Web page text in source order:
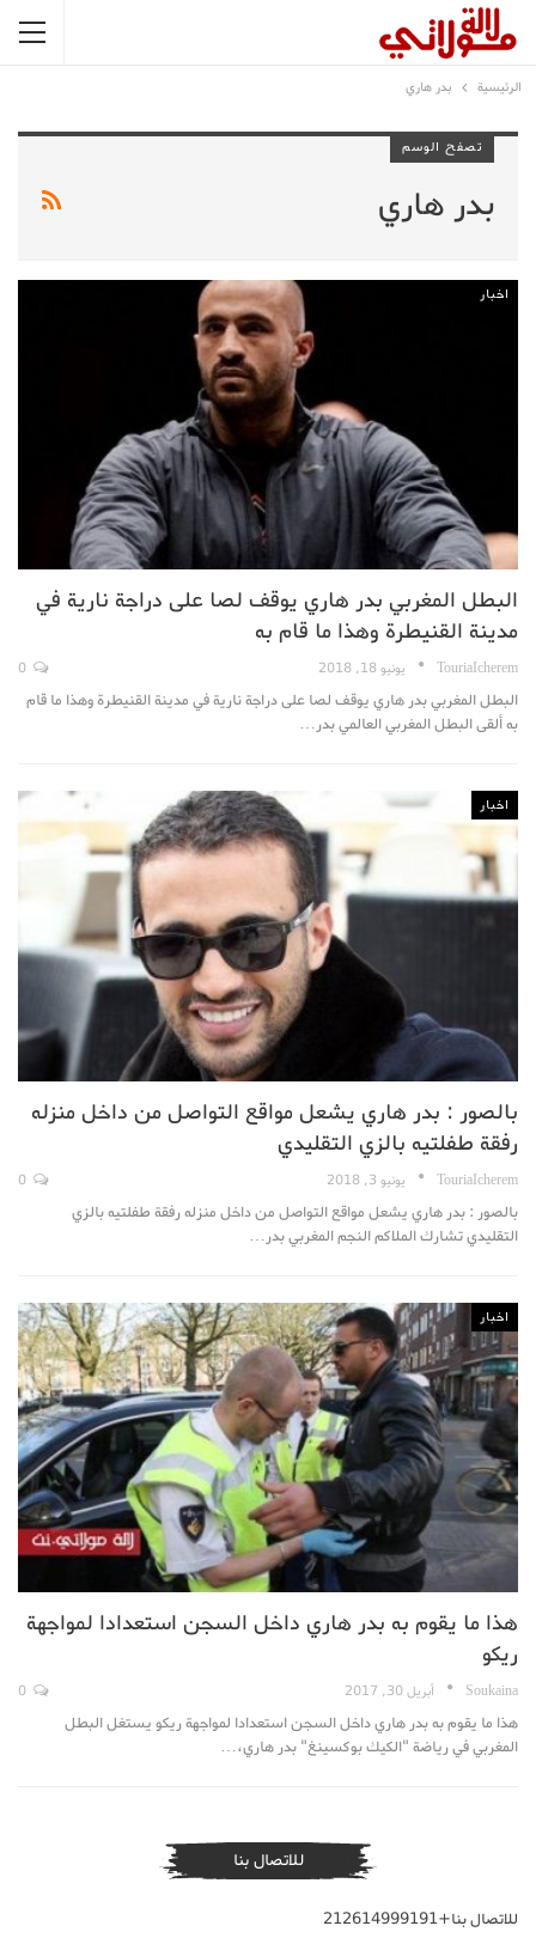
الرئيسية بدر هاري
تصفح الوسم
بدر هاري
اخبار
البطل المغربي بدر هاري يوقف لصا على دراجة نارية في
مدينة القنيطرة وهذا ما قام به
TouriaIcherem يونيو 18, 2018
البطل المغربي بدر هاري يوقف لصا على دراجة نارية في مدينة القنيطرة وهذا ما قام
به ألقى البطل المغربي العالمي بدر…
اخبار
بالصور : بدر هاري يشعل مواقع التواصل من داخل منزله
رفقة طفلتيه بالزي التقليدي
TouriaIcherem يونيو 3, 2018
بالصور : بدر هاري يشعل مواقع التواصل من داخل منزله رفقة طفلتيه بالزي
التقليدي تشارك الملاكم النجم المغربي بدر…
اخبار
هذا ما يقوم به بدر هاري داخل السجن استعدادا لمواجهة
ريكو
Soukaina أبريل 30, 2017
هذا ما يقوم به بدر هاري داخل السجن استعدادا لمواجهة ريكو يستغل البطل
المغربي في رياضة "الكيك بوكسينغ" بدر هاري،…
للاتصال بنا
للاتصال بنا+212614999191